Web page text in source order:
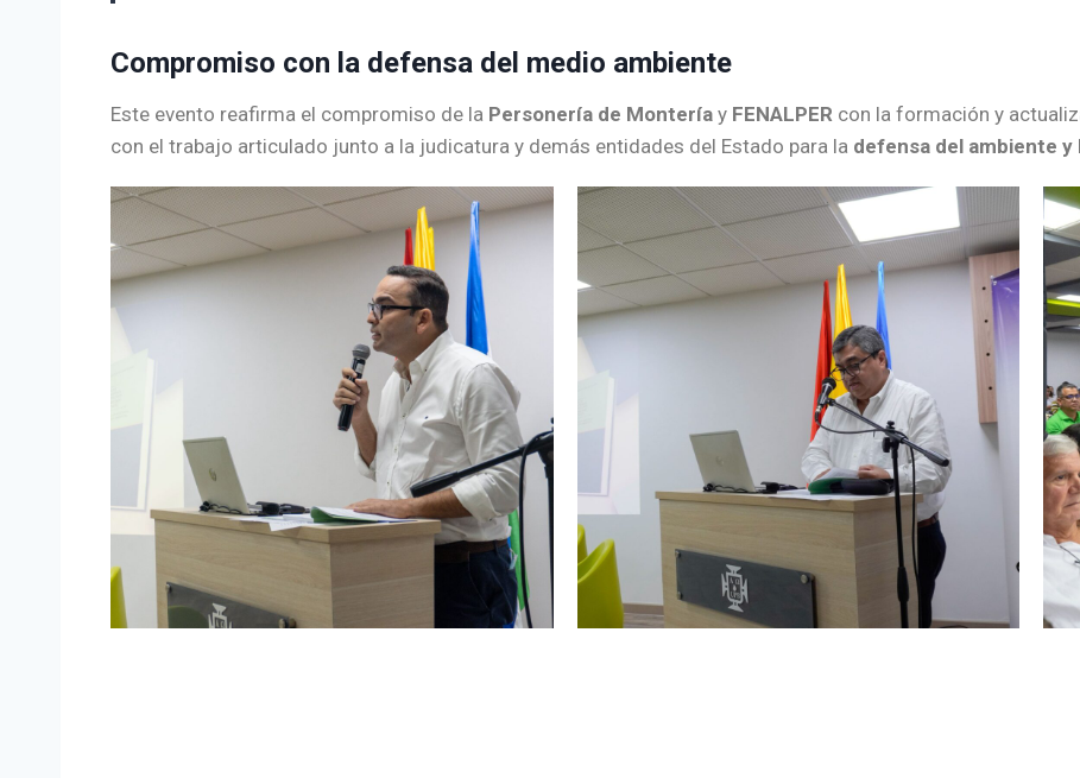
Compromiso con la defensa del medio ambiente
Este evento reafirma el compromiso de la Personería de Montería y FENALPER con la formación y
con el trabajo articulado junto a la judicatura y demás entidades del Estado para la defensa del ambiente